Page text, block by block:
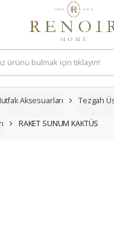
Aksesuarları Tezgah
RAKET SUNUM KAKTÜS